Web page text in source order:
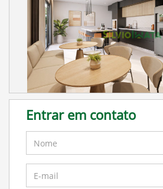
Entrar em contato